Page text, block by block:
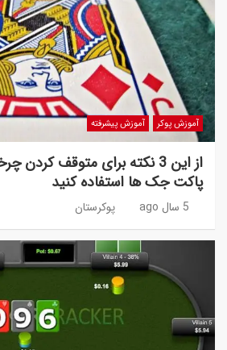
آموزش پوکر آموزش پیشرفته
از این 3 نکته برای متوقف
پاکت جک ها استفاده کنید
5 سال ago پوکرستان